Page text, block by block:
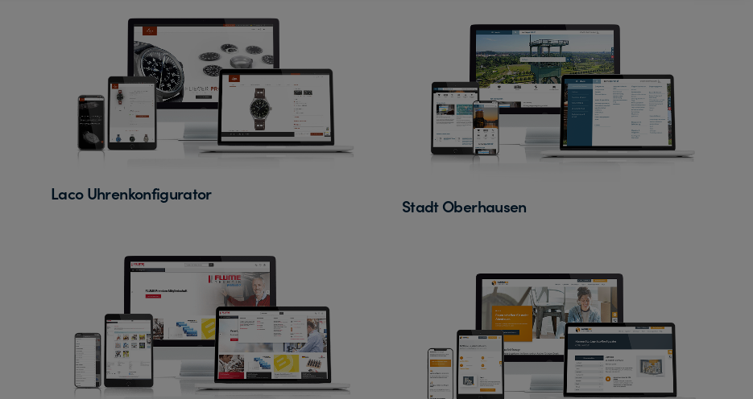
Stadt Oberhausen
Laco Uhrenkonfigurator